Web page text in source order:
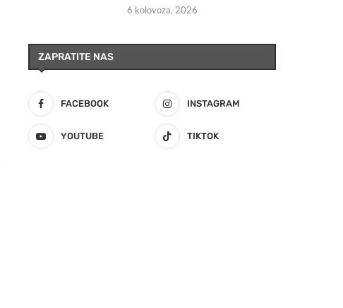
6 kolovoza, 2026
ZAPRATITE NAS
FACEBOOK INSTAGRAM
YOUTUBE TIKTOK